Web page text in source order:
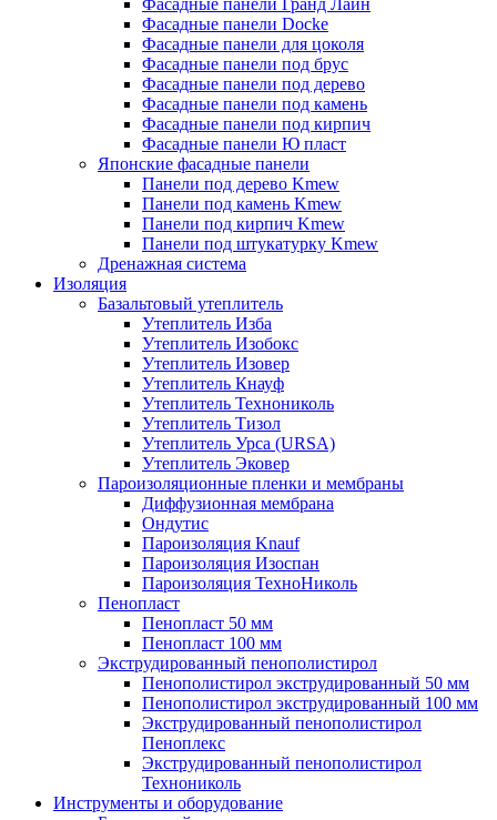
Фасадные панели Гранд Лайн
Фасадные панели Docke
Фасадные панели для цоколя
Фасадные панели под брус
Фасадные панели под дерево
Фасадные панели под камень
Фасадные панели под кирпич
Фасадные панели Ю пласт
Японские фасадные панели
Панели под дерево Kmew
Панели под камень Kmew
Панели под кирпич Kmew
Панели под штукатурку Kmew
Дренажная система
Изоляция
Базальтовый утеплитель
Утеплитель Изба
Утеплитель Изобокс
Утеплитель Изовер
Утеплитель Кнауф
Утеплитель Технониколь
Утеплитель Тизол
Утеплитель Урса (URSA)
Утеплитель Эковер
Пароизоляционные пленки и мембраны
Диффузионная мембрана
Ондутис
Пароизоляция Knauf
Пароизоляция Изоспан
Пароизоляция ТехноНиколь
Пенопласт
Пенопласт 50 мм
Пенопласт 100 мм
Экструдированный пенополистирол
Пенополистирол экструдированный 50 мм
Пенополистирол экструдированный 100 мм
Экструдированный пенополистирол
Пеноплекс
Экструдированный пенополистирол
Технониколь
Инструменты и оборудование